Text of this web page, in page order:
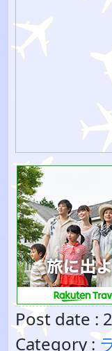
Post date :
Category :